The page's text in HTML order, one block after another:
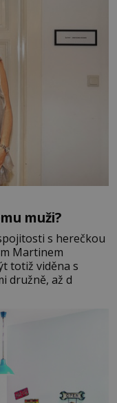
muži?
s herečkou
Martinem
totiž viděna s
družně, až d